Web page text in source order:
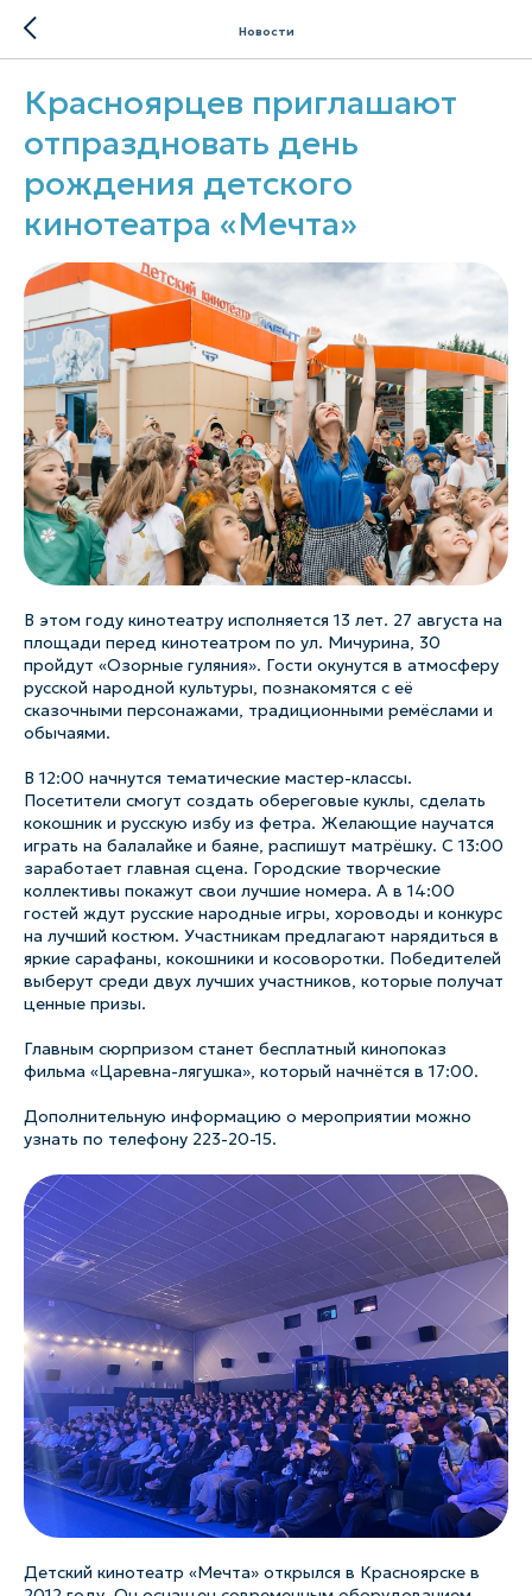
Новости
Красноярцев приглашают
отпраздновать день
рождения детского
кинотеатра «Мечта»
В этом году кинотеатру исполняется 13 лет. 27 августа на
площади перед кинотеатром по ул. Мичурина, 30
пройдут «Озорные гуляния». Гости окунутся в атмосферу
русской народной культуры, познакомятся с её
сказочными персонажами, традиционными ремёслами и
обычаями.
В 12:00 начнутся тематические мастер-классы.
Посетители смогут создать обереговые куклы, сделать
кокошник и русскую избу из фетра. Желающие научатся
играть на балалайке и баяне, распишут матрёшку. С 13:00
заработает главная сцена. Городские творческие
коллективы покажут свои лучшие номера. А в 14:00
гостей ждут русские народные игры, хороводы и конкурс
на лучший костюм. Участникам предлагают нарядиться в
яркие сарафаны, кокошники и косоворотки. Победителей
выберут среди двух лучших участников, которые получат
ценные призы.
Главным сюрпризом станет бесплатный кинопоказ
фильма «Царевна-лягушка», который начнётся в 17:00.
Дополнительную информацию о мероприятии можно
узнать по телефону 223-20-15.
Детский кинотеатр «Мечта» открылся в Красноярске в